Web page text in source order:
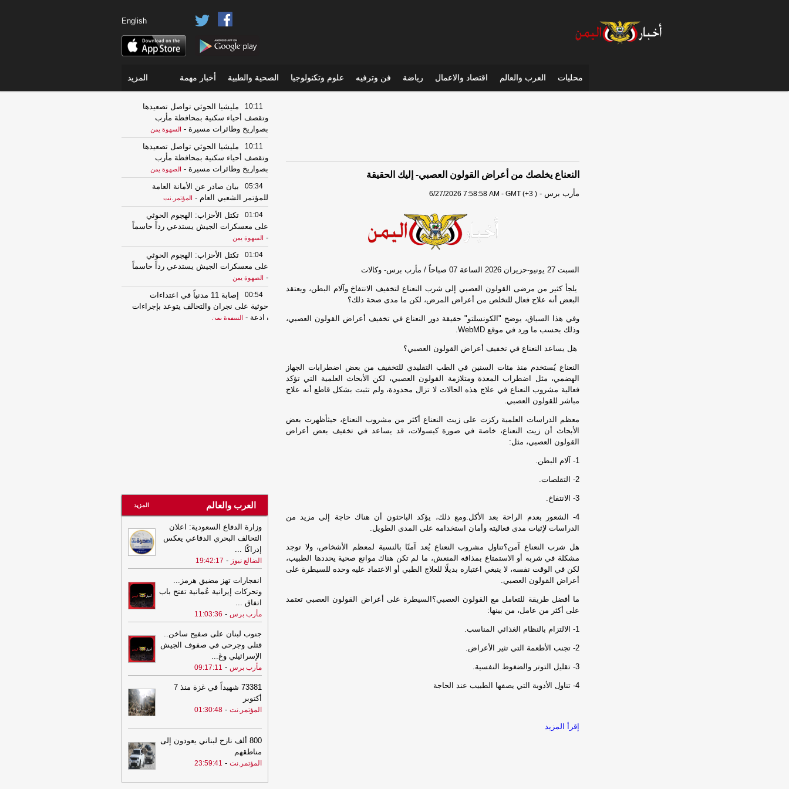
English
محليات العرب والعالم اقتصاد والاعمال رياضة فن وترفيه علوم وتكنولوجيا الصحية والطبية أخبار مهمة المزيد
النعناع يخلصك من أعراض القولون العصبي- إليك الحقيقة
مأرب برس -
6/27/2026 7:58:58 AM - GMT (+3 )
السبت 27 يونيو-حزيران 2026 الساعة 07 صباحاً / مأرب برس- وكالات
يلجأ كثير من مرضى القولون العصبي إلى شرب النعناع لتخفيف الانتفاخ وآلام البطن، ويعتقد
البعض أنه علاج فعال للتخلص من أعراض المرض، لكن ما مدى صحة ذلك؟
وفي هذا السياق، يوضح "الكونسلتو" حقيقة دور النعناع في تخفيف أعراض القولون العصبي،
وذلك بحسب ما ورد في موقع WebMD.
هل يساعد النعناع في تخفيف أعراض القولون العصبي؟
النعناع يُستخدم منذ مئات السنين في الطب التقليدي للتخفيف من بعض اضطرابات الجهاز
الهضمي، مثل اضطراب المعدة ومتلازمة القولون العصبي، لكن الأبحاث العلمية التي تؤكد
فعالية مشروب النعناع في علاج هذه الحالات لا تزال محدودة، ولم تثبت بشكل قاطع أنه علاج
مباشر للقولون العصبي.
معظم الدراسات العلمية ركزت على زيت النعناع أكثر من مشروب النعناع، حيثأظهرت بعض
الأبحاث أن زيت النعناع، خاصة في صورة كبسولات، قد يساعد في تخفيف بعض أعراض
القولون العصبي، مثل:
1- آلام البطن.
2- التقلصات.
3- الانتفاخ.
4- الشعور بعدم الراحة بعد الأكل.ومع ذلك، يؤكد الباحثون أن هناك حاجة إلى مزيد من
الدراسات لإثبات مدى فعاليته وأمان استخدامه على المدى الطويل.
هل شرب النعناع آمن؟تناول مشروب النعناع يُعد آمنًا بالنسبة لمعظم الأشخاص، ولا توجد
مشكلة في شربه أو الاستمتاع بمذاقه المنعش، ما لم تكن هناك موانع صحية يحددها الطبيب،
لكن في الوقت نفسه، لا ينبغي اعتباره بديلًا للعلاج الطبي أو الاعتماد عليه وحده للسيطرة على
أعراض القولون العصبي.
ما أفضل طريقة للتعامل مع القولون العصبي؟السيطرة على أعراض القولون العصبي تعتمد
على أكثر من عامل، من بينها:
1- الالتزام بالنظام الغذائي المناسب.
2- تجنب الأطعمة التي تثير الأعراض.
3- تقليل التوتر والضغوط النفسية.
4- تناول الأدوية التي يصفها الطبيب عند الحاجة
إقرأ المزيد
10:11
مليشيا الحوثي تواصل تصعيدها
وتقصف أحياء سكنية بمحافظة مأرب
بصواريخ وطائرات مسيرة - السهوة يمن
10:11
مليشيا الحوثي تواصل تصعيدها
وتقصف أحياء سكنية بمحافظة مأرب
بصواريخ وطائرات مسيرة - الصهوة يمن
05:34
بيان صادر عن الأمانة العامة
للمؤتمر الشعبي العام - المؤتمر.نت
01:04
تكتل الأحزاب: الهجوم الحوثي
على معسكرات الجيش يستدعي رداً حاسماً
- السهوة يمن
01:04
تكتل الأحزاب: الهجوم الحوثي
على معسكرات الجيش يستدعي رداً حاسماً
- الصهوة يمن
00:54
إصابة 11 مدنياً في اعتداءات
حوثية على نجران والتحالف يتوعد بإجراءات
رادعة - السهوة يمن
23:34
لإجبارهم على دفع الجبايات..
مليشيا الحوثي تحتجز مزارعي المراوعة
بمحافظة الحديدة-الصهوة يمن
21:53
مشايخ قبائل عبيدة يجددون
تأييدهم للدولة ويعلنون دعم تحركات وزارة
الدفاع في مأرب وحضرموت ويرفضون بياناً
منسوباً للقبيلة-مأرب برس
21:53
مشايخ قبائل عبيدة يجددون
تأييدهم للدولة ويعلنون دعم تحركات وزارة
الدفاع في مأرب وحضرموت ويرفضون بياناً
منسوباً للقبيلة-
21:06
شعب حضرموت يواصل صدارة
الدوري اليمني وتعليق أنشطة الاتحاد في
الحديدة-السهوة يمن
21:06
شعب حضرموت يواصل صدارة
الدوري اليمني وتعليق أنشطة الاتحاد في
الحديدة
21:02
توكل كرمان تدين هجوم الحوثيين
على قوات الطوارئ وتدعو إلى محاسبة
المسؤولين ودعم استعادة الدولة
برس
21:02
توكل كرمان تدين هجوم الحوثيين
العرب والعالم المزيد
وزارة الدفاع السعودية: اعلان
التحالف البحري الدفاعي يعكس
إدراكًا ...
الضالع نيوز -
19:42:17
انفجارات تهز مضيق هرمز...
وتحركات إيرانية عُمانية تفتح باب
اتفاق ...
مأرب برس -
11:03:36
جنوب لبنان على صفيح ساخن..
قتلى وجرحى في صفوف الجيش
الإسرائيلي وغ...
مأرب برس -
09:17:11
73381 شهيداً في غزة منذ 7
أكتوبر
المؤتمر.نت -
01:30:48
800 ألف نازح لبناني يعودون إلى
مناطقهم
المؤتمر.نت -
23:59:41